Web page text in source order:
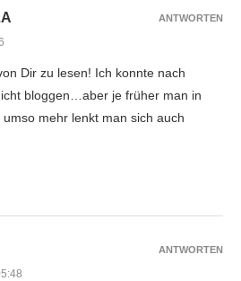
Dir zu lesen! Ich konnte nach
bloggen…aber je früher man in
mehr lenkt man sich auch
ANTWORTEN
ANTWORTEN